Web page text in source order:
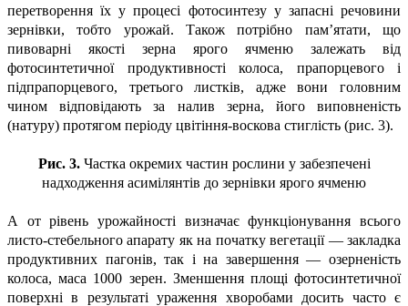
перетворення їх у процесі фотосинтезу у запасні речовини
зернівки, тобто урожай. Також потрібно пам’ятати, що
пивоварні якості зерна ярого ячменю залежать від
фотосинтетичної продуктивності колоса, прапорцевого і
підпрапорцевого, третього листків, адже вони головним
чином відповідають за налив зерна, його виповненість
(натуру) протягом періоду цвітіння-воскова стиглість (рис. 3).
Рис. 3. Частка окремих частин рослини у забезпечені
надходження асимілянтів до зернівки ярого ячменю
А от рівень урожайності визначає функціонування всього
листо-стебельного апарату як на початку вегетації — закладка
продуктивних пагонів, так і на завершення — озерненість
колоса, маса 1000 зерен. Зменшення площі фотосинтетичної
поверхні в результаті ураження хворобами досить часто є